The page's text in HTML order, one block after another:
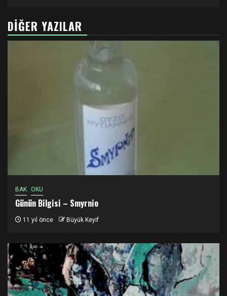
DIĞER YAZILAR
BAK OKU
Günün Bilgisi – Smyrnio
11 yıl önce Büyük Keyif